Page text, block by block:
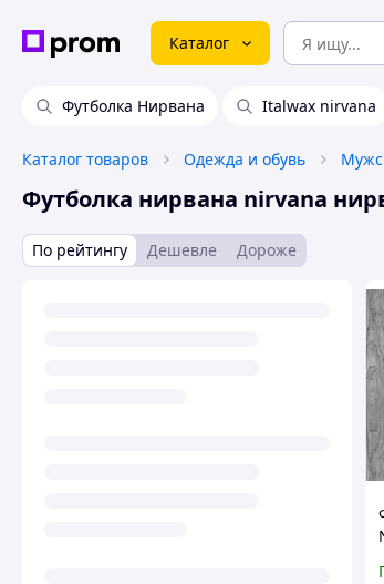
Каталог
Футболка Нирвана Italwax nirvana
Каталог товаров Одежда и обувь
Футболка нирвана nirvana
По рейтингу Дешевле Дороже